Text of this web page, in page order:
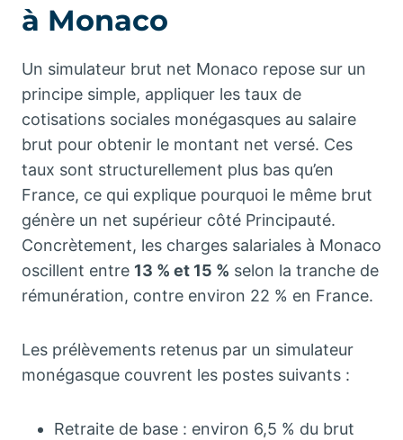
à Monaco
Un simulateur brut net Monaco repose sur un
principe simple, appliquer les taux de
cotisations sociales monégasques au salaire
brut pour obtenir le montant net versé. Ces
taux sont structurellement plus bas qu’en
France, ce qui explique pourquoi le même brut
génère un net supérieur côté Principauté.
Concrètement, les charges salariales à Monaco
oscillent entre 13 % et 15 % selon la tranche de
rémunération, contre environ 22 % en France.
Les prélèvements retenus par un simulateur
monégasque couvrent les postes suivants :
Retraite de base : environ 6,5 % du brut